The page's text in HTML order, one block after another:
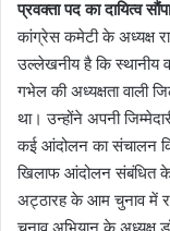
प्रवक्ता पद का दायित्व
कांग्रेस कमेटी के अध्यक्ष
उल्लेखनीय है कि स्थानीय
गभेल की अध्यक्षता वाली
था। उन्होंने अपनी
कई आंदोलन का संचालन
खिलाफ आंदोलन संबंधित
अट्ठारह के आम चुनाव में